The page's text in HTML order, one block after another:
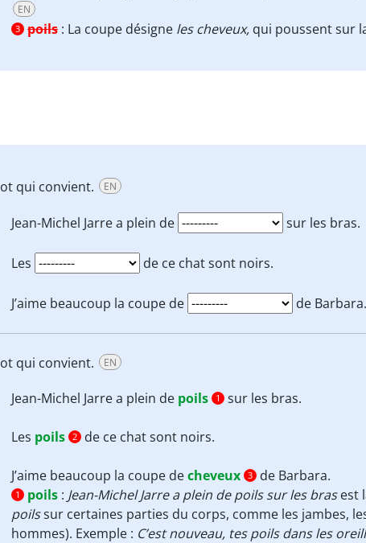
EN
3 poils : La coupe désigne les cheveux, qui poussent sur
qui convient. EN
Jean-Michel Jarre a plein de sur les bras.
Les de ce chat sont noirs.
J’aime beaucoup la coupe de de Barbara.
qui convient. EN
Jean-Michel Jarre a plein de poils 1 sur les bras.
Les poils 2 de ce chat sont noirs.
J’aime beaucoup la coupe decheveux 3 de Barbara.
1 poils : Jean-Michel Jarre a plein de poils sur les brasest
poilssur certaines parties du corps, comme les jambes,
hommes). Exemple : C’est nouveau, tes poils dans les